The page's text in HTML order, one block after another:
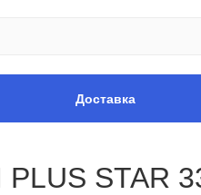
Доставка
STAR